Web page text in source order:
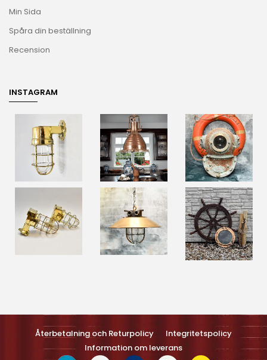
Min Sida
Spåra din beställning
Recension
INSTAGRAM
Återbetalning och Returpolicy
Integritetspolicy
Information om leverans
Turns on site high speed to be attractive feller people and search
engines.